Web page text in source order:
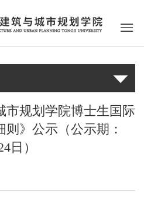
市规划学院博士生国际
》公示（公示期：
日）